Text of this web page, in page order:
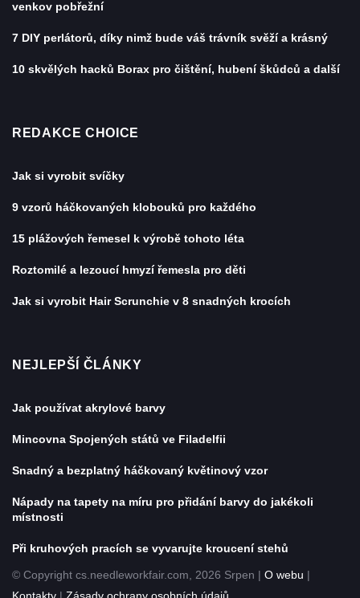
venkov pobřežní
7 DIY perlátorů, díky nimž bude váš trávník svěží a krásný
10 skvělých hacků Borax pro čištění, hubení škůdců a další
REDAKCE CHOICE
Jak si vyrobit svíčky
9 vzorů háčkovaných klobouků pro každého
15 plážových řemesel k výrobě tohoto léta
Roztomilé a lezoucí hmyzí řemesla pro děti
Jak si vyrobit Hair Scrunchie v 8 snadných krocích
NEJLEPŠÍ ČLÁNKY
Jak používat akrylové barvy
Mincovna Spojených států ve Filadelfii
Snadný a bezplatný háčkovaný květinový vzor
Nápady na tapety na míru pro přidání barvy do jakékoli
místnosti
Při kruhových pracích se vyvarujte kroucení stehů
© Copyright cs.needleworkfair.com, 2026 Srpen | O webu |